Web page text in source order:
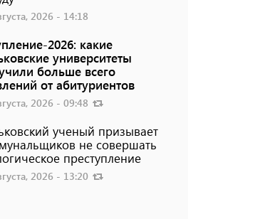
2026 - 14:18
2026: какие
университеты
больше всего
от абитуриентов
2026 - 09:48
ученый призывает
не совершать
преступление
2026 - 13:20